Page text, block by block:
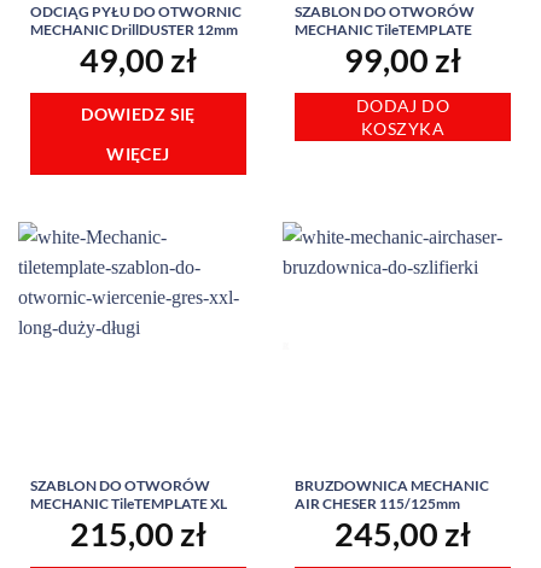
ODCIĄG PYŁU DO OTWORNIC
MECHANIC DrillDUSTER 12mm
49,00 zł
DOWIEDZ SIĘ
WIĘCEJ
SZABLON DO OTWORÓW
MECHANIC TileTEMPLATE
99,00 zł
DODAJ DO
KOSZYKA
SZABLON DO OTWORÓW
MECHANIC TileTEMPLATE XL
215,00 zł
BRUZDOWNICA MECHANIC
AIR CHESER 115/125mm
245,00 zł